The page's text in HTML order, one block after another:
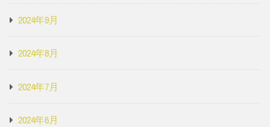
2024年9月
2024年8月
2024年7月
2024年6月